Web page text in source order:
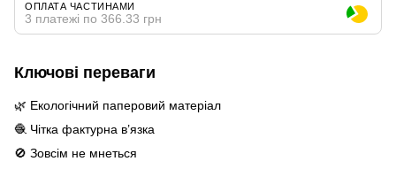
ОПЛАТА ЧАСТИНАМИ
3 платежі по 366.33 грн
Ключові переваги
🌿 Екологічний паперовий матеріал
🧶 Чітка фактурна в’язка
🚫 Зовсім не мнеться